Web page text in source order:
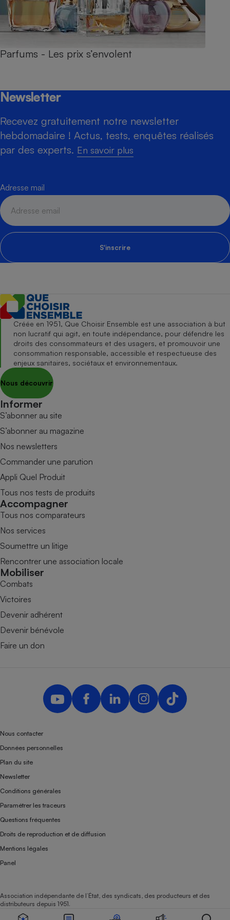
Parfums - Les prix s’envolent
Newsletter
Recevez gratuitement notre newsletter
hebdomadaire ! Actus, tests, enquêtes réalisés
par des experts. En savoir plus
Adresse mail
S'inscrire
Créée en 1951, Que Choisir Ensemble est une association à but
non lucratif qui agit, en toute indépendance, pour défendre les
droits des consommateurs et des usagers, et promouvoir une
consommation responsable, accessible et respectueuse des
enjeux sanitaires, sociétaux et environnementaux.
Nous découvrir
Informer
S’abonner au site
S’abonner au magazine
Nos newsletters
Commander une parution
Appli Quel Produit
Tous nos tests de produits
Accompagner
Tous nos comparateurs
Nos services
Soumettre un litige
Rencontrer une association locale
Mobiliser
Combats
Victoires
Devenir adhérent
Devenir bénévole
Faire un don
Nous contacter
Données personnelles
Plan du site
Newsletter
Conditions générales
Paramétrer les traceurs
Questions fréquentes
Droits de reproduction et de diffusion
Mentions légales
Panel
Association indépendante de l’État, des syndicats, des producteurs et des
distributeurs depuis 1951.